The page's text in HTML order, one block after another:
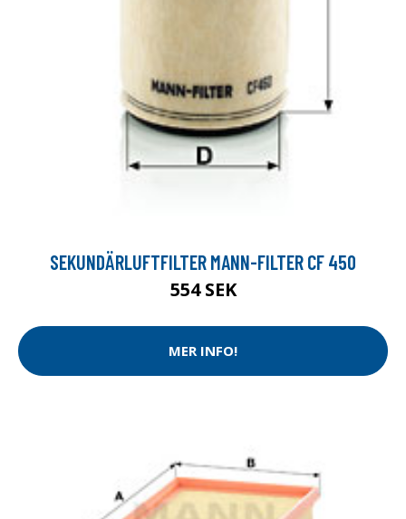
SEKUNDÄRLUFTFILTER MANN-FILTER CF 450
554 SEK
MER INFO!